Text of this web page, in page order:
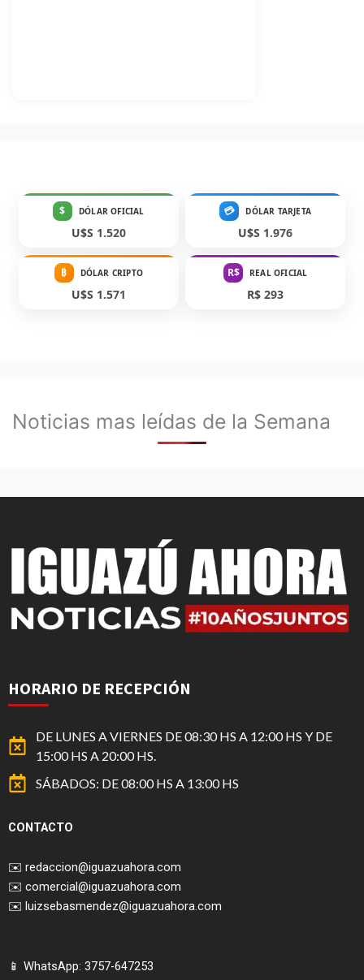
$ DÓLAR OFICIAL
U$S 1.520
💳 DÓLAR TARJETA
U$S 1.976
₿ DÓLAR CRIPTO
U$S 1.571
R$ REAL OFICIAL
R$ 293
Noticias mas leídas de la Semana
HORARIO DE RECEPCIÓN
DE LUNES A VIERNES DE 08:30 HS A 12:00 HS Y DE
15:00 HS A 20:00 HS.
SÁBADOS: DE 08:00 HS A 13:00 HS
CONTACTO
✉️ redaccion@iguazuahora.com
✉️ comercial@iguazuahora.com
✉️ luizsebasmendez@iguazuahora.com
📱 WhatsApp: 3757-647253